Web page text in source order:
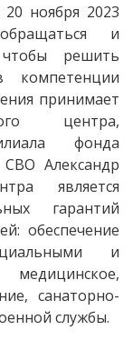
ноября 2023
и
решить
компетенции
принимает
центра,
фонда
Александр
является
гарантий
обеспечение
и
санаторно-
службы.